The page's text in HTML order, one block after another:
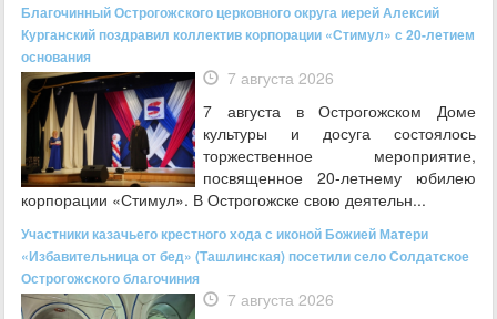
Благочинный Острогожского церковного округа иерей Алексий
Курганский поздравил коллектив корпорации «Стимул» с 20-летием
основания
7 августа 2026
7 августа в Острогожском Доме
культуры и досуга состоялось
торжественное мероприятие,
посвященное 20‑летнему юбилею
корпорации «Стимул». В Острогожске свою деятельн...
Участники казачьего крестного хода с иконой Божией Матери
«Избавительница от бед» (Ташлинская) посетили село Солдатское
Острогожского благочиния
7 августа 2026